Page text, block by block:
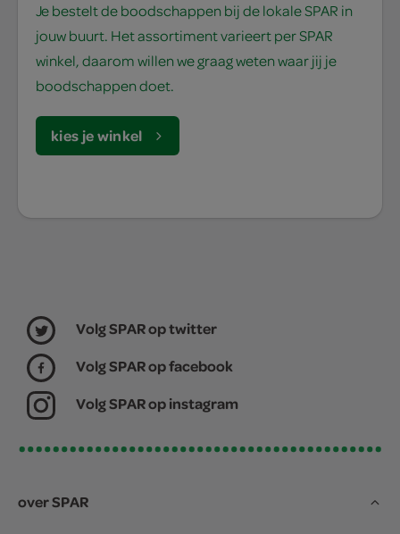
Je bestelt de boodschappen bij de lokale SPAR in
jouw buurt. Het assortiment varieert per SPAR
winkel, daarom willen we graag weten waar jij je
boodschappen doet.
kies je winkel
Volg SPAR op twitter
Volg SPAR op facebook
Volg SPAR op instagram
over SPAR